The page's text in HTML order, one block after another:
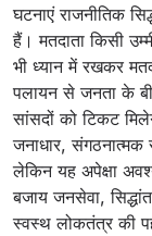
घटनाएं राजनीतिक
हैं। मतदाता किसी
भी ध्यान में रखकर
पलायन से जनता के
सांसदों को टिकट
जनाधार, संगठनात्मक
लेकिन यह अपेक्षा
बजाय जनसेवा,
स्वस्थ लोकतंत्र की